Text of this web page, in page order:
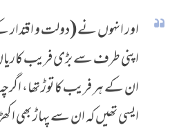
اور انہوں نے (دولت و
اپنی طرف سے بڑی فریب
ان کے ہر فریب کا توڑ تھا،
ایسی تھیں کہ ان سے پہاڑ بھی